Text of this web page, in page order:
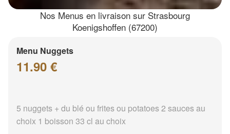
Nos Menus en livraison sur Strasbourg
Koenigshoffen (67200)
Menu Nuggets
11.90 €
5 nuggets + du blé ou frites ou potatoes 2 sauces au
choix 1 boisson 33 cl au choix